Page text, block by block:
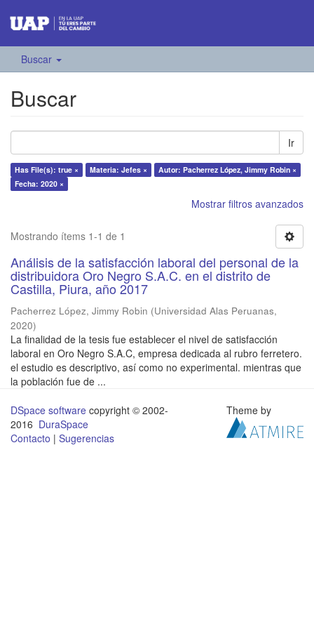
Buscar
Buscar
Ir
Has File(s): true × Materia: Jefes ×
Autor: Pacherrez López, Jimmy Robin ×
Fecha: 2020 ×
Mostrar filtros avanzados
Mostrando ítems 1-1 de 1
Análisis de la satisfacción laboral del personal de la
distribuidora Oro Negro S.A.C. en el distrito de
Castilla, Piura, año 2017
Pacherrez López, Jimmy Robin (Universidad Alas Peruanas,
2020)
La finalidad de la tesis fue establecer el nivel de satisfacción
laboral en Oro Negro S.A.C, empresa dedicada al rubro ferretero.
el estudio es descriptivo, así como no experimental. mientras que
la población fue de ...
DSpace software copyright © 2002-
2016 DuraSpace
Contacto | Sugerencias
Theme by